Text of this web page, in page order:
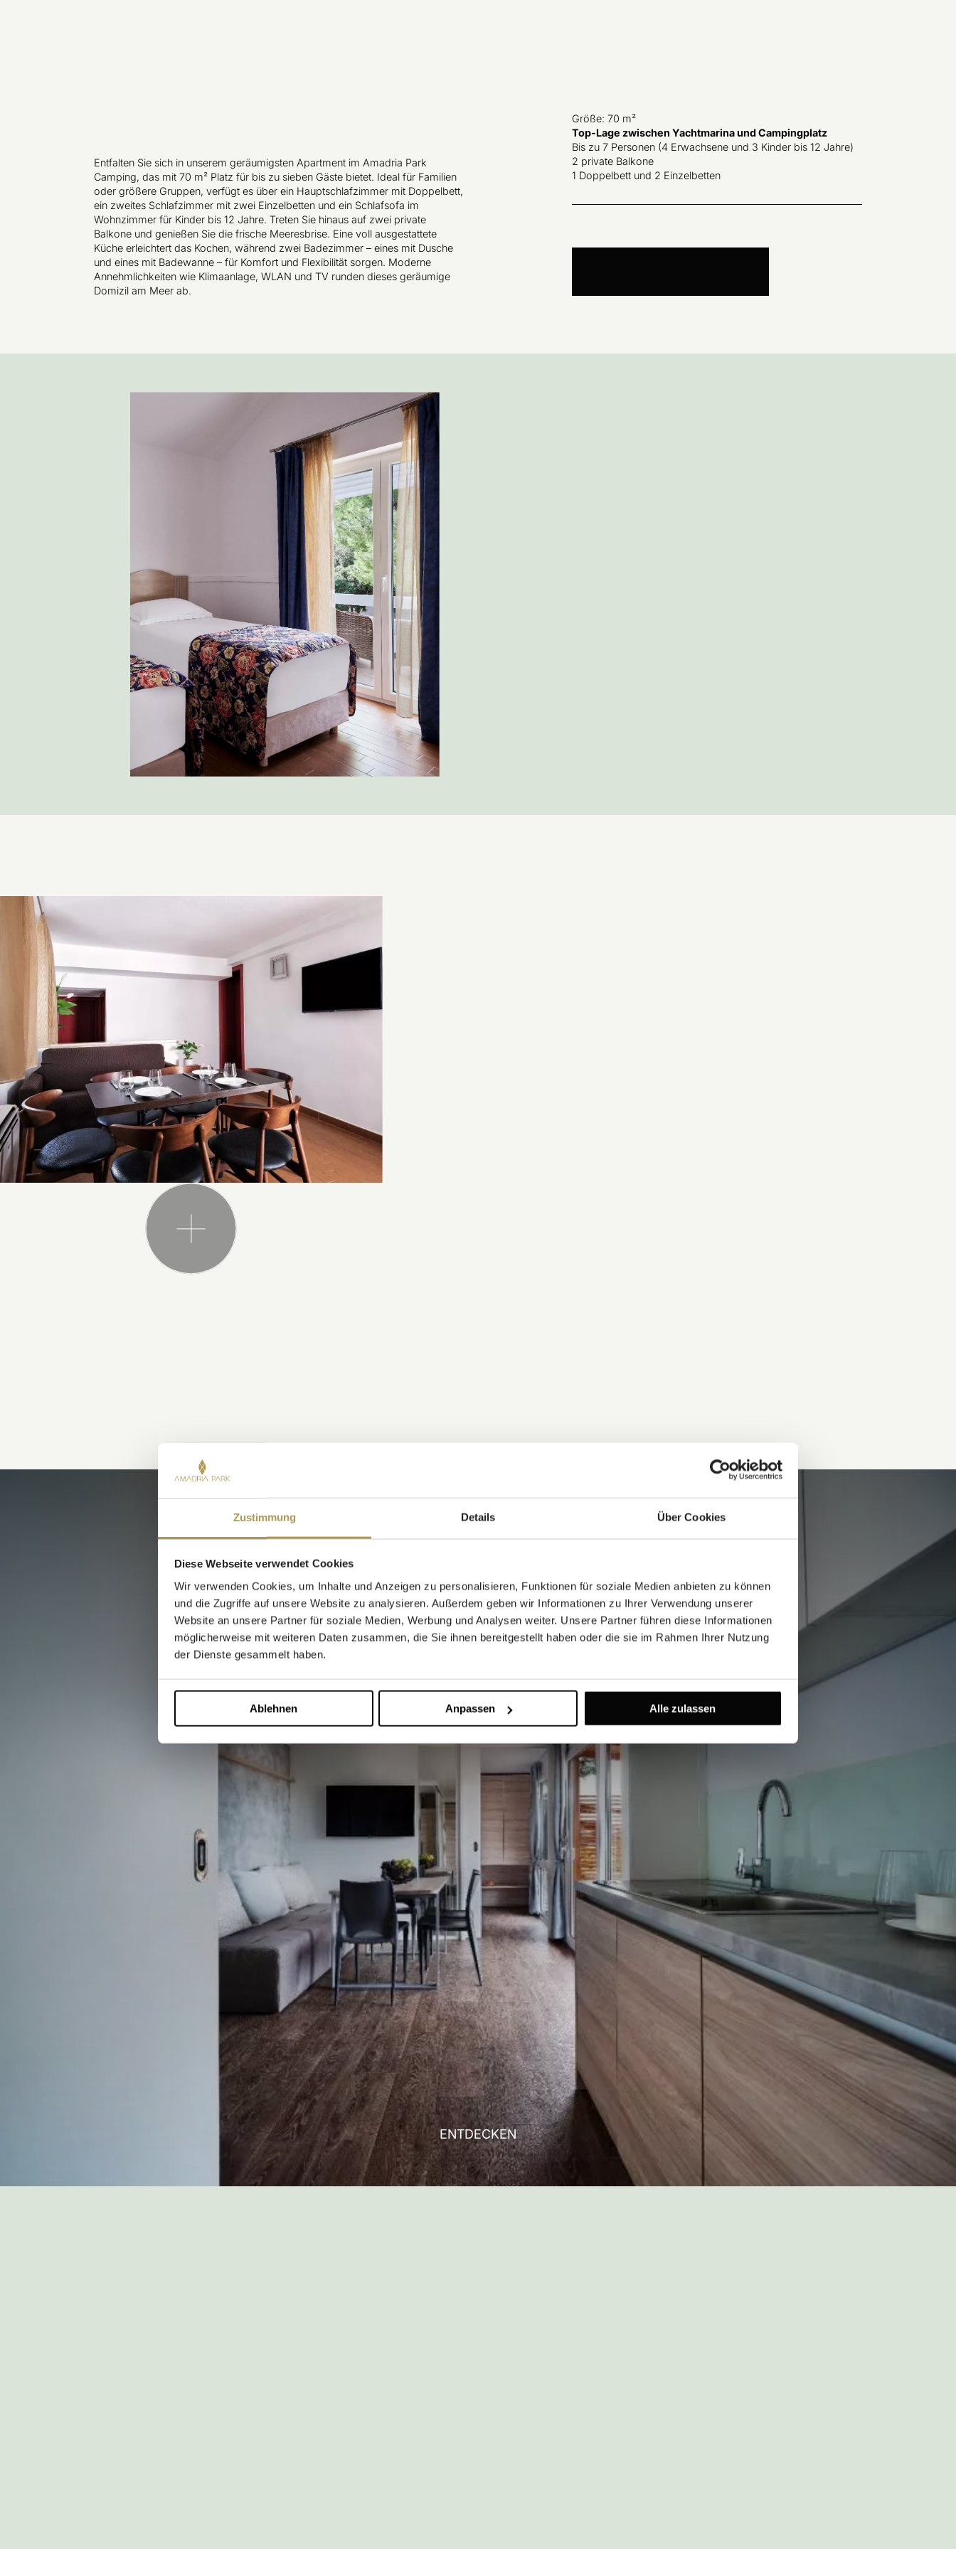
Zustimmung Details Über Cookies
Diese Webseite verwendet Cookies
Wir verwenden Cookies, um Inhalte und Anzeigen zu personalisieren, Funktionen für soziale Medien anbieten zu können
und die Zugriffe auf unsere Website zu analysieren. Außerdem geben wir Informationen zu Ihrer Verwendung unserer
Website an unsere Partner für soziale Medien, Werbung und Analysen weiter. Unsere Partner führen diese Informationen
möglicherweise mit weiteren Daten zusammen, die Sie ihnen bereitgestellt haben oder die sie im Rahmen Ihrer Nutzung
der Dienste gesammelt haben.
Ablehnen Anpassen Alle zulassen
Entfalten Sie sich in unserem geräumigsten Apartment im Amadria Park
Camping, das mit 70 m² Platz für bis zu sieben Gäste bietet. Ideal für Familien
oder größere Gruppen, verfügt es über ein Hauptschlafzimmer mit Doppelbett,
ein zweites Schlafzimmer mit zwei Einzelbetten und ein Schlafsofa im
Wohnzimmer für Kinder bis 12 Jahre. Treten Sie hinaus auf zwei private
Balkone und genießen Sie die frische Meeresbrise. Eine voll ausgestattete
Küche erleichtert das Kochen, während zwei Badezimmer – eines mit Dusche
und eines mit Badewanne – für Komfort und Flexibilität sorgen. Moderne
Annehmlichkeiten wie Klimaanlage, WLAN und TV runden dieses geräumige
Domizil am Meer ab.
Größe: 70 m²
Top-Lage zwischen Yachtmarina und Campingplatz
Bis zu 7 Personen (4 Erwachsene und 3 Kinder bis 12 Jahre)
2 private Balkone
1 Doppelbett und 2 Einzelbetten
ENTDECKEN